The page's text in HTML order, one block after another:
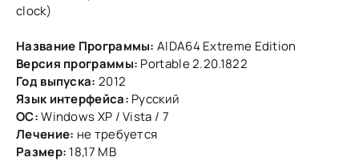
clock)
Название Программы: AIDA64 Extreme Edition
Версия программы: Portable 2.20.1822
Год выпуска: 2012
Язык интерфейса: Русский
ОС:Windows XP / Vista / 7
Лечение: не требуется
Размер: 18,17 МВ